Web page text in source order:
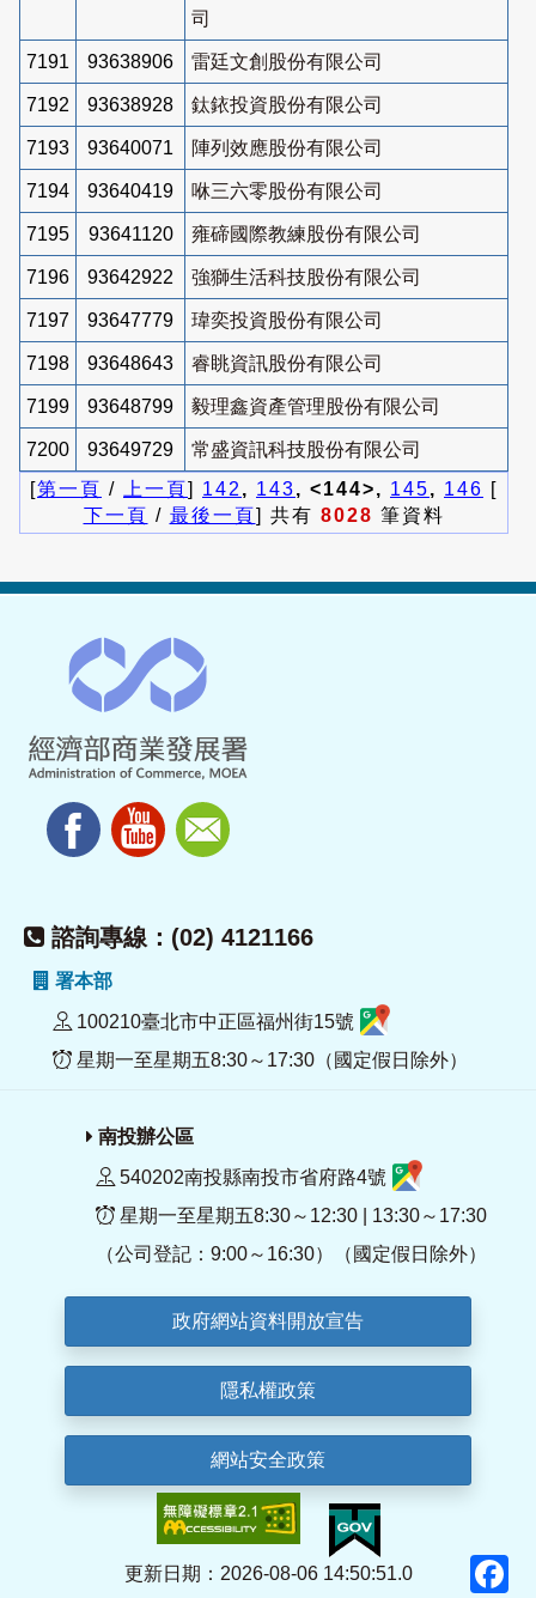
司
7191 93638906 雷廷文創股份有限公司
7192 93638928 鈦銥投資股份有限公司
7193 93640071 陣列效應股份有限公司
7194 93640419 咻三六零股份有限公司
7195 93641120 雍碲國際教練股份有限公司
7196 93642922 強獅生活科技股份有限公司
7197 93647779 瑋奕投資股份有限公司
7198 93648643 睿眺資訊股份有限公司
7199 93648799 毅理鑫資產管理股份有限公司
7200 93649729
常盛資訊科技股份有限公司
[第一頁 / 上一頁] 142 , 143, <144>, 145, 146 [
下一頁 / 最後一頁] 共有 8028 筆資料
諮詢專線：(02) 4121166
署本部
100210臺北市中正區福州街15號
星期一至星期五8:30～17:30（國定假日除外）
南投辦公區
540202南投縣南投市省府路4號
星期一至星期五8:30～12:30 | 13:30～17:30
（公司登記：9:00～16:30）（國定假日除外）
政府網站資料開放宣告
隱私權政策
網站安全政策
更新日期：2026-08-06 14:50:51.0